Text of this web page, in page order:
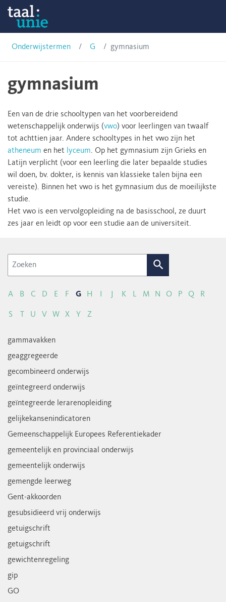
Skip
content
Onderwijstermen
G gymnasium
gymnasium
Een van de drie schooltypen van het voorbereidend
wetenschappelijk onderwijs (vwo) voor leerlingen van twaalf
tot achttien jaar. Andere schooltypes in het vwo zijn het
atheneum en het lyceum. Op het gymnasium zijn Grieks en
Latijn verplicht (voor een leerling die later bepaalde studies
wil doen, bv. dokter, is kennis van klassieke talen bijna een
vereiste). Binnen het vwo is het gymnasium dus de moeilijkste
studie.
Het vwo is een vervolgopleiding na de basisschool, ze duurt
zes jaar en leidt op voor een studie aan de universiteit.
Zoek
A B C D E F G H I K L M N O P Q R
S T U V W X Y Z
gammavakken
geaggregeerde
gecombineerd onderwijs
geïntegreerd onderwijs
geïntegreerde lerarenopleiding
gelijkekansenindicatoren
Gemeenschappelijk Europees Referentiekader
gemeentelijk en provinciaal onderwijs
gemeentelijk onderwijs
gemengde leerweg
Gent-akkoorden
gesubsidieerd vrij onderwijs
getuigschrift
getuigschrift
gewichtenregeling
gip
GO